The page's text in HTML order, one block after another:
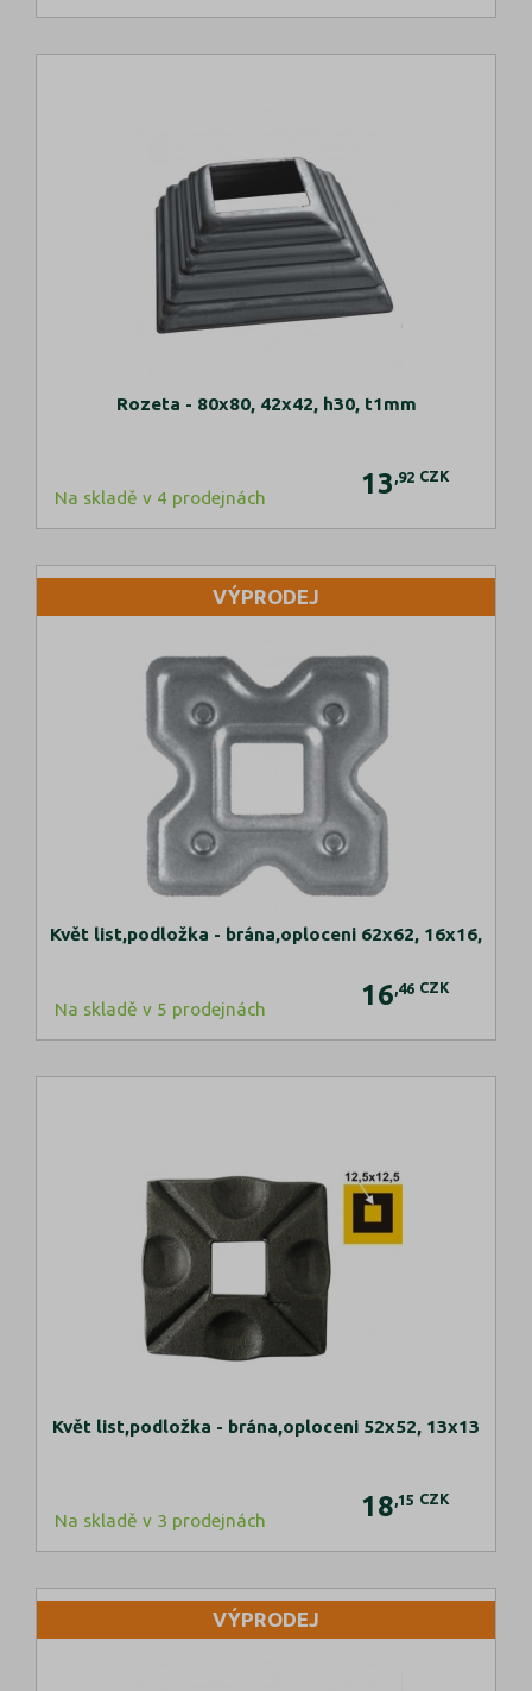
Rozeta - 80x80, 42x42, h30, t1mm
Na skladě v 4 prodejnách 13 ,92 CZK
VÝPRODEJ
Květ list,podložka - brána,oploceni 62x62, 16x16,
Na skladě v 5 prodejnách 16 ,46 CZK
Květ list,podložka - brána,oploceni 52x52, 13x13
Na skladě v 3 prodejnách 18 ,15 CZK
VÝPRODEJ